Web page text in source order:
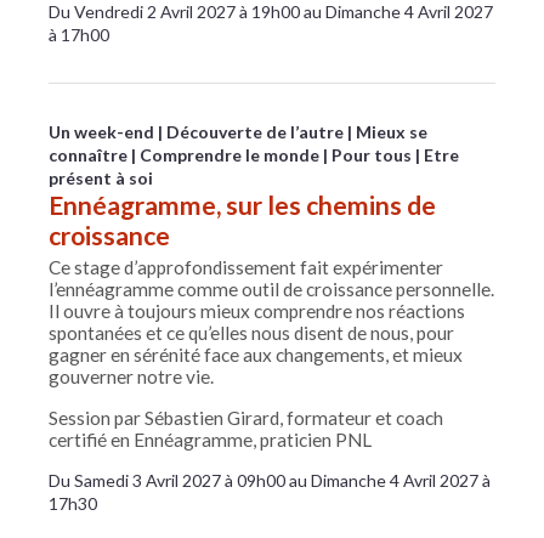
Du Vendredi 2 Avril 2027 à 19h00 au Dimanche 4 Avril 2027
à 17h00
Un week-end Découverte de l’autre
Mieux se
connaître
Comprendre le monde Pour tous
Etre
présent à soi
Ennéagramme, sur les chemins de
croissance
Ce stage d’approfondissement fait expérimenter
l’ennéagramme comme outil de croissance personnelle.
Il ouvre à toujours mieux comprendre nos réactions
spontanées et ce qu’elles nous disent de nous, pour
gagner en sérénité face aux changements, et mieux
gouverner notre vie.
Session par Sébastien Girard, formateur et coach
certifié en Ennéagramme, praticien PNL
Du Samedi 3 Avril 2027 à 09h00 au Dimanche 4 Avril 2027 à
17h30